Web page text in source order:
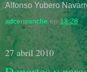
Alfonso Yubero
adcensanche en13:28
27 abril 2010